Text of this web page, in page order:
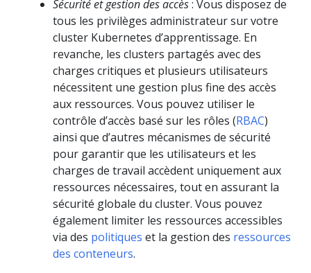
Sécurité et gestion des accès: Vous disposez de
tous les privilèges administrateur sur votre
cluster Kubernetes d’apprentissage. En
revanche, les clusters partagés avec des
charges critiques et plusieurs utilisateurs
nécessitent une gestion plus fine des accès
aux ressources. Vous pouvez utiliser le
contrôle d’accès basé sur les rôles (RBAC)
ainsi que d’autres mécanismes de sécurité
pour garantir que les utilisateurs et les
charges de travail accèdent uniquement aux
ressources nécessaires, tout en assurant la
sécurité globale du cluster. Vous pouvez
également limiter les ressources accessibles
via des politiques et la gestion des ressources
des conteneurs.